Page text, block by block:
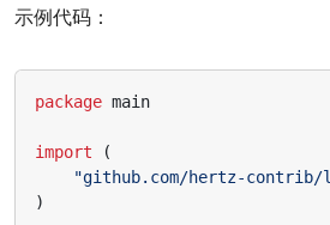
示例代码：
package main
import
(
"github.com/hertz-contrib/
)